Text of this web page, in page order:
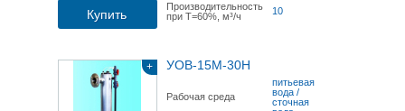
Купить
Производительность
при Т=60%, м³/ч
10
+ УОВ-15М-30Н
Рабочая среда
питьевая
вода /
сточная